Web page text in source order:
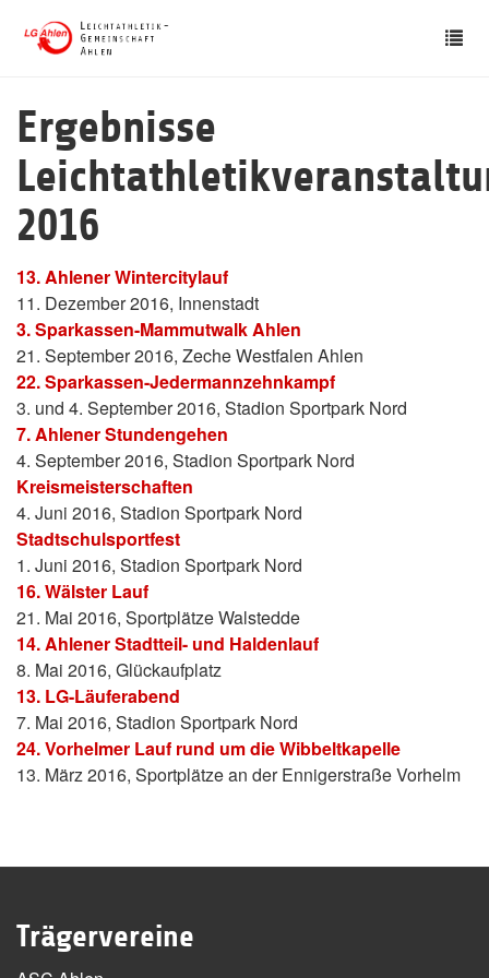
Ergebnisse
2016
13. Ahlener Wintercitylauf
11. Dezember 2016, Innenstadt
3. Sparkassen-Mammutwalk Ahlen
21. September 2016, Zeche Westfalen Ahlen
22. Sparkassen-Jedermannzehnkampf
3. und 4. September 2016, Stadion Sportpark Nord
7. Ahlener Stundengehen
4. September 2016, Stadion Sportpark Nord
Kreismeisterschaften
4. Juni 2016, Stadion Sportpark Nord
Stadtschulsportfest
1. Juni 2016, Stadion Sportpark Nord
16. Wälster Lauf
21. Mai 2016, Sportplätze Walstedde
14. Ahlener Stadtteil- und Haldenlauf
8. Mai 2016, Glückaufplatz
13. LG-Läuferabend
7. Mai 2016, Stadion Sportpark Nord
24. Vorhelmer Lauf rund um die Wibbeltkapelle
13. März 2016, Sportplätze an der Ennigerstraße Vorhelm
Trägervereine